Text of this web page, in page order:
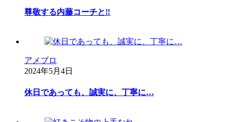
尊敬する内藤コーチと‼︎
アメブロ
2024年5月4日
休日であっても、誠実に、丁寧に…